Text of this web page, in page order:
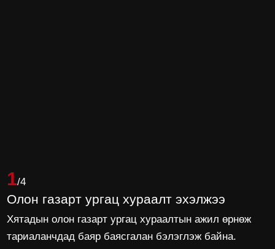
1/4
Олон газарт ургац хураалт эхэлжээ
Хятадын олон газарт ургац хураалтын ажил өрнөж
тариаланчдад баяр баясгалан бэлэглэж байна.